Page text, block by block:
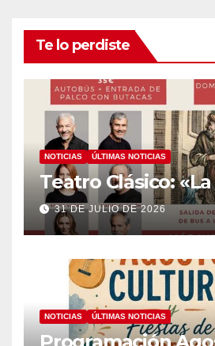
Te lo perdiste
NOTICIAS ÚLTIMAS NOTICIAS
Teatro Clásico:
31 DE JULIO DE 2026
NOTICIAS ÚLTIMAS NOTICIAS